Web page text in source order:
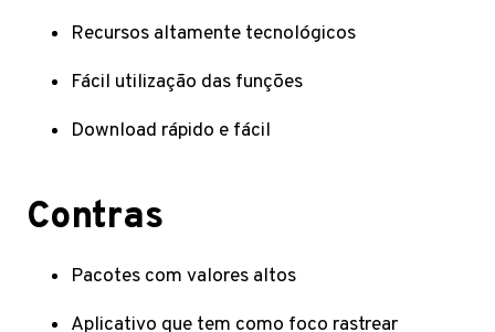
Recursos altamente tecnológicos
Fácil utilização das funções
Download rápido e fácil
Contras
Pacotes com valores altos
Aplicativo que tem como foco rastrear